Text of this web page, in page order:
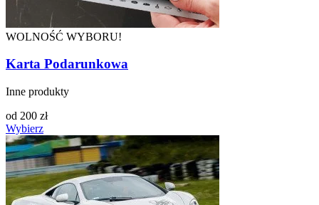
WOLNOŚĆ WYBORU!
Karta Podarunkowa
Inne produkty
od 200 zł
Wybierz